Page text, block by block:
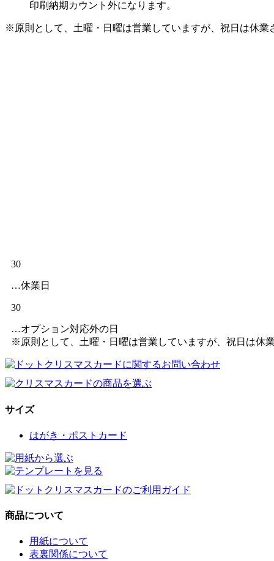
印刷納期カウント外になります。
※原則として、土曜・日曜は営業していますが、祝日は休業
30
…休業日
30
…オプション対応外の日
※原則として、土曜・日曜は営業していますが、祝日は休
サイズ
はがき・ポストカード
商品について
用紙について
表裏関係について